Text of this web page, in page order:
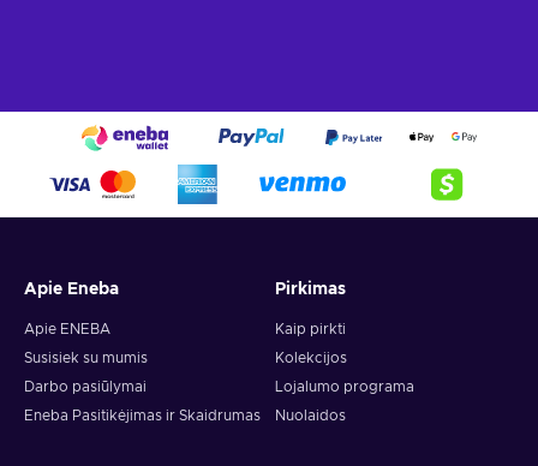
Apie Eneba
Apie ENEBA
Susisiek su mumis
Darbo pasiūlymai
Eneba Pasitikėjimas ir Skaidrumas
Pirkimas
Kaip pirkti
Kolekcijos
Lojalumo programa
Nuolaidos